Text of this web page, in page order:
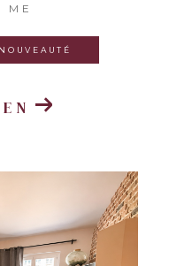
ME
NOUVEAUTÉ